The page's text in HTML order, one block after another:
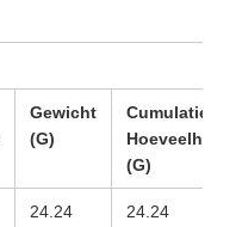
Gewicht
(G)
Cumulatieve
Hoeveelheid
(G)
24.24 24.24